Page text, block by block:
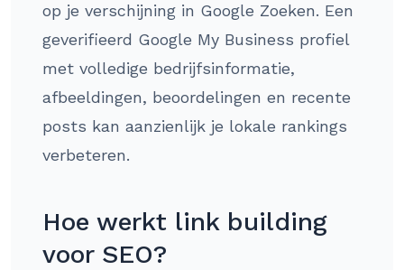
op je verschijning in Google Zoeken. Een
geverifieerd Google My Business profiel
met volledige bedrijfsinformatie,
afbeeldingen, beoordelingen en recente
posts kan aanzienlijk je lokale rankings
verbeteren.
Hoe werkt link building
voor SEO?